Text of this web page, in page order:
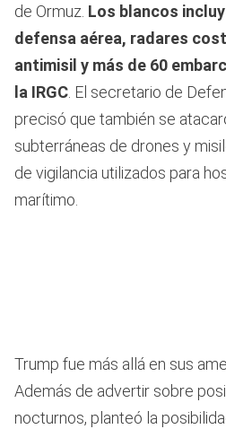
de Ormuz. Los blancos
defensa aérea, radares
antimisil y más de 60
la IRGC . El secretario de
precisó que también se
subterráneas de drones y
de vigilancia utilizados para
marítimo.
Trump fue más allá en sus
Además de advertir sobre
nocturnos, planteó la